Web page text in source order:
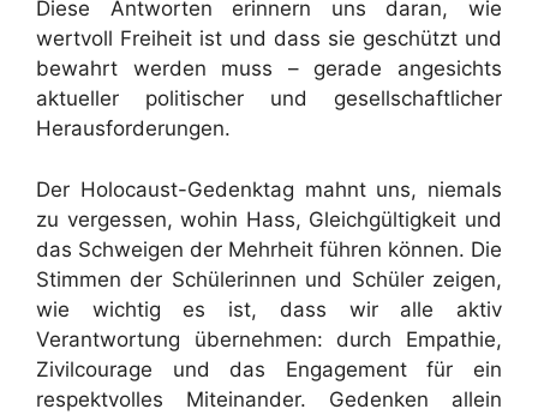
Diese Antworten erinnern uns daran, wie
wertvoll Freiheit ist und dass sie geschützt und
bewahrt werden muss – gerade angesichts
aktueller politischer und gesellschaftlicher
Herausforderungen.
Der Holocaust-Gedenktag mahnt uns, niemals
zu vergessen, wohin Hass, Gleichgültigkeit und
das Schweigen der Mehrheit führen können. Die
Stimmen der Schülerinnen und Schüler zeigen,
wie wichtig es ist, dass wir alle aktiv
Verantwortung übernehmen: durch Empathie,
Zivilcourage und das Engagement für ein
respektvolles Miteinander. Gedenken allein